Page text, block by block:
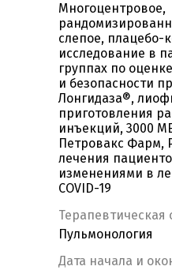
Многоцентровое,
слепое, плацебо-
исследование в
группах по
и безопасности
Лонгидаза®,
приготовления
инъекций, 3000
Петровакс Фарм,
лечения
изменениями в
COVID-19
Терапевтическая
Пульмонология
Дата начала и